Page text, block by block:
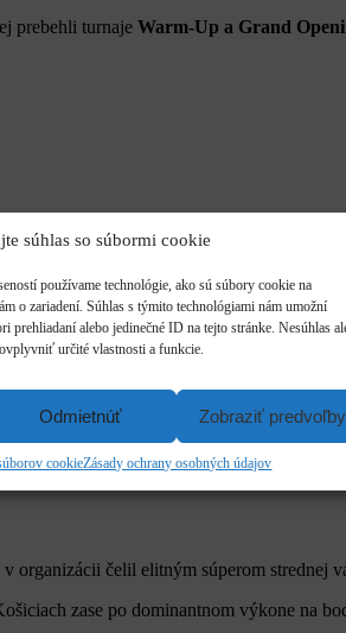
súhlas so súbormi cookie
používame technológie, ako sú súbory cookie na
o zariadení. Súhlas s týmito technológiami nám umožní
prehliadaní alebo jedinečné ID na tejto stránke. Nesúhlas
určité vlastnosti a funkcie.
Odmietnúť Zobraziť predvoľby
cookieZásady ochrany osobných údajov
prebehli turnaje Warm-Up a Grand
pozície a až dokonca kola bojoval o
našom trhu.
na body, svoje skóre upravil na
organizácii čelil elitným súperom strednej
zase po dominantnom výkone na